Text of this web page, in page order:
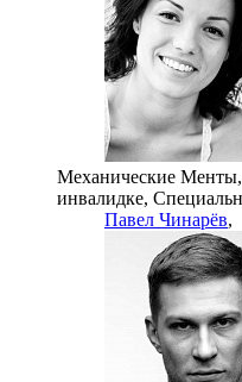
Механические
инвалидке,
Павел Чинарёв,